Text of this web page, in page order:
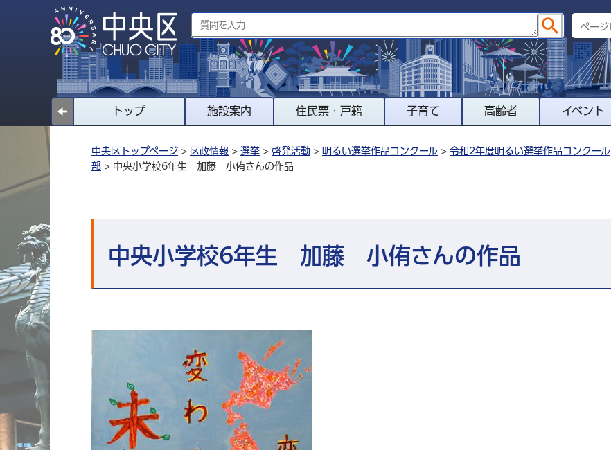
トップ 施設案内 住民票・戸籍 子育て 高齢者 イベント
中央区トップページ > 区政情報 > 選挙 > 啓発活動 > 明るい選挙作品コンクール > 令和2年度明るい選挙作品コンクール
部 > 中央小学校6年生 加藤 小侑さんの作品
中央小学校6年生 加藤 小侑さんの作品